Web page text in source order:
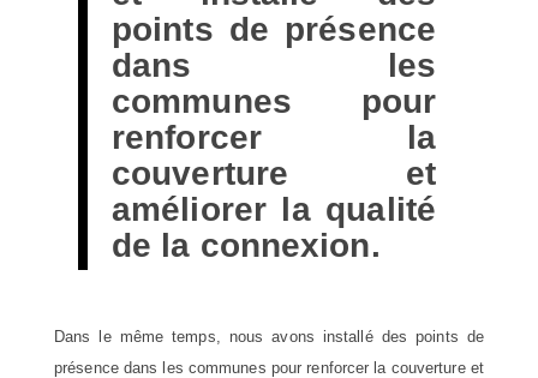
points de présence
dans les
communes pour
renforcer la
couverture et
améliorer la qualité
de la connexion.
Dans le même temps, nous avons installé des points de
présence dans les communes pour renforcer la couverture et